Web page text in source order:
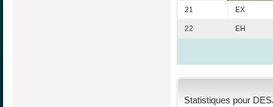
21 EX
22 EH
Statistiques pour